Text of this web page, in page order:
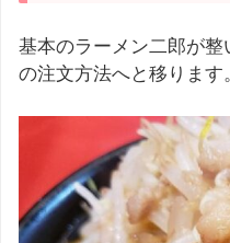
基本のラーメン二郎が
の注文方法へと移ります